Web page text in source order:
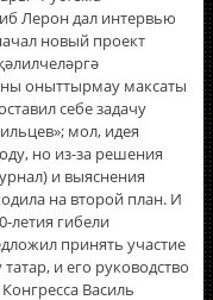
Лерон дал интервью
новый проект
оныттырмау максаты
себе задачу
мол, идея
но из-за решения
и выяснения
на второй план. И
летия гибели
принять участие
и его руководство
Василь